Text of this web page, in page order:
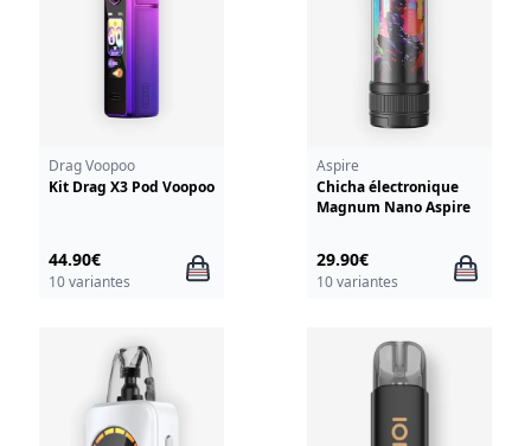
Drag Voopoo
Kit Drag X3 Pod Voopoo
44.90€
10 variantes
Aspire
Chicha électronique
Magnum Nano Aspire
29.90€
10 variantes